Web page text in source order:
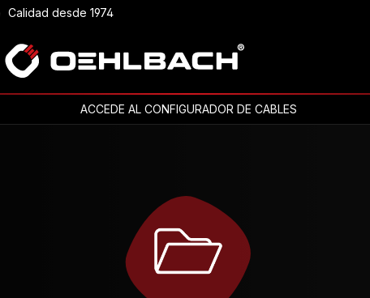
Calidad desde 1974
ACCEDE AL CONFIGURADOR DE CABLES